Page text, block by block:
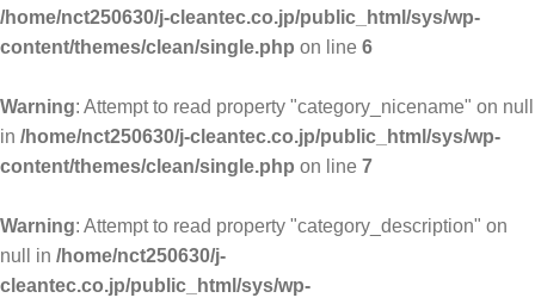
/home/nct250630/j-cleantec.co.jp/public_html/sys/wp-
content/themes/clean/single.php on line 6
Warning: Attempt to read property "category_nicename" on null
in /home/nct250630/j-cleantec.co.jp/public_html/sys/wp-
content/themes/clean/single.php on line 7
Warning: Attempt to read property "category_description" on
null in /home/nct250630/j-
cleantec.co.jp/public_html/sys/wp-